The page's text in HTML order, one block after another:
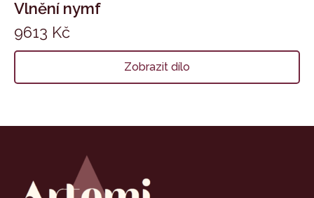
Vlnění nymf
9613 Kč
Zobrazit dílo